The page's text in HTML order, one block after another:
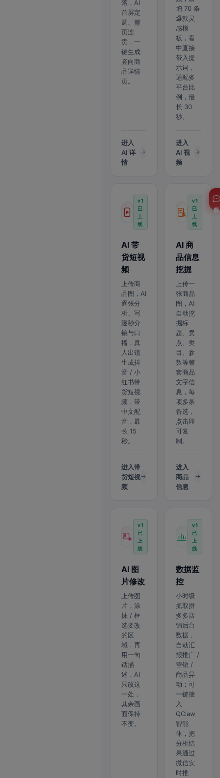
落，AI
首屏定
调、整
页连
贯，一
键生成
竖向商
品详情
页。
进入
AI 详
情
增 70 条
爆款灵
感模
板，看
中直接
带入提
示词，
适配多
平台比
例，最
长 30
秒。
进入
AI 视
频
v1
已
上
线
AI 带
货短视
频
上传商
品图，AI
逐张分
析、写
逐秒分
镜与口
播，真
人出镜
生成抖
音 / 小
红书带
货短视
频，带
中文配
音，最
长 15
秒。
进入带
货短视
频
v1
已
上
线
AI 商
品信息
挖掘
上传一
张商品
图，AI
自动挖
掘标
题、卖
点、类
目、参
数等整
套商品
文字信
息，每
项多条
备选，
点击即
可复
制。
进入
商品
信息
v1
已
上
线
AI 图
片修改
上传图
片，涂
抹 / 框
选要改
的区
域，再
用一句
话描
述，AI
只改这
一处，
其余画
面保持
不变。
v1
已
上
线
数据监
控
小时级
抓取拼
多多店
铺后台
数据，
自动汇
报推广 /
营销 /
商品异
动；可
一键接
入
QClaw
智能
体，把
分析结
果通过
微信实
时推